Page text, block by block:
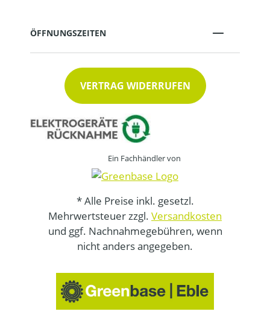
ÖFFNUNGSZEITEN
VERTRAG WIDERRUFEN
Ein Fachhändler von
* Alle Preise inkl. gesetzl.
Mehrwertsteuer zzgl. Versandkosten
und ggf. Nachnahmegebühren, wenn
nicht anders angegeben.